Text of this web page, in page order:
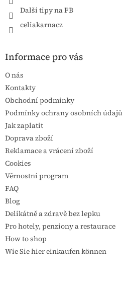
Další tipy na FB
celiakarnacz
Informace pro vás
O nás
Kontakty
Obchodní podmínky
Podmínky ochrany osobních údajů
Jak zaplatit
Doprava zboží
Reklamace a vrácení zboží
Cookies
Věrnostní program
FAQ
Blog
Delikátně a zdravě bez lepku
Pro hotely, penziony a restaurace
How to shop
Wie Sie hier einkaufen können